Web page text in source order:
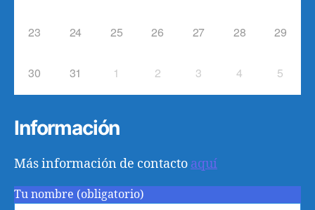
23 24 25 26 27 28 29
30 31 1 2 3 4 5
Información
Más información de contacto aquí
Tu nombre (obligatorio)